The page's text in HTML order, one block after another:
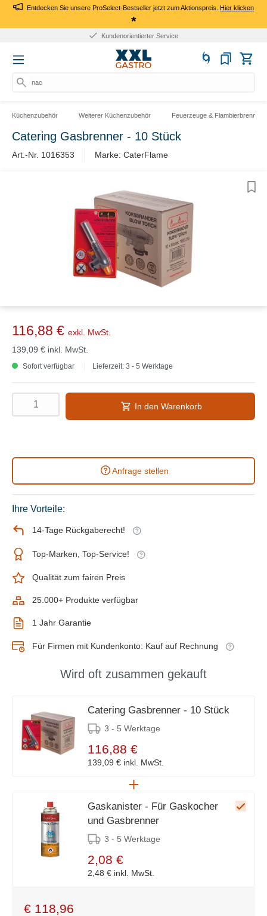
Entdecken Sie unsere ProSelect-Bestseller jetzt zum Aktionspreis.Hier klicken
*
Kundenorientierter Service
nach P
Küchenzubehör Weiterer Küchenzubehör Feuerzeuge & Flambierbrenner
Catering Gasbrenner - 10 Stück
Art.-Nr. 1016353 Marke: CaterFlame
116,88 € exkl. MwSt.
139,09 € inkl. MwSt.
Sofort verfügbar Lieferzeit: 3 - 5 Werktage
In den Warenkorb
Anfrage stellen
Ihre Vorteile:
14-Tage Rückgaberecht!
Top-Marken, Top-Service!
Qualität zum fairen Preis
25.000+ Produkte verfügbar
1 Jahr Garantie
Für Firmen mit Kundenkonto: Kauf auf Rechnung
Wird oft zusammen gekauft
Catering Gasbrenner - 10 Stück
3 - 5 Werktage
116,88 €
139,09 € inkl. MwSt.
Gaskanister - Für Gaskocher
und Gasbrenner
3 - 5 Werktage
2,08 €
2,48 € inkl. MwSt.
€ 118,96